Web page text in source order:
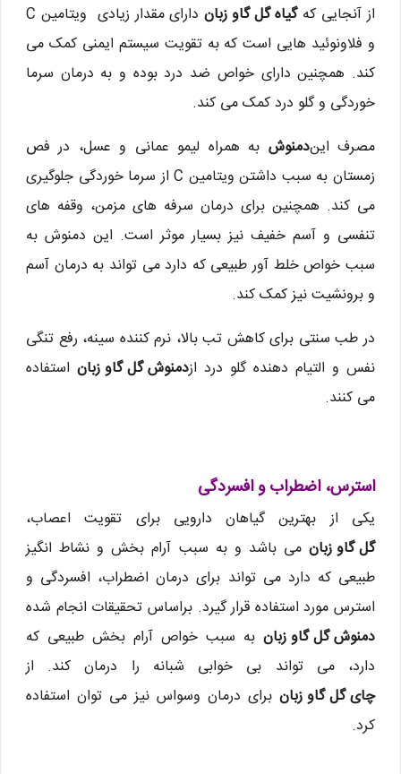
از آنجایی کهگیاه گل گاو زبان
دارای مقدار زیادی ویتامین C
و فلاونوئید هایی است که به تقویت سیستم ایمنی کمک می
کند. همچنین دارای خواص ضد درد بوده و به درمان سرما
خوردگی و گلو درد کمک می کند.
مصرف ایندمنوش به همراه لیمو عمانی و عسل، در فص
زمستان به سبب داشتن ویتامین C از سرما خوردگی جلوگیری
می کند. همچنین برای درمان سرفه های مزمن، وقفه های
تنفسی و آسم خفیف نیز بسیار موثر است. این دمنوش به
سبب خواص خلط آور طبیعی که دارد می تواند به درمان آسم
و برونشیت نیز کمک کند.
در طب سنتی برای کاهش تب بالا، نرم کننده سینه، رفع تنگی
نفس و التیام دهنده گلو درد ازدمنوش گل گاو زبان استفاده
می کنند.
استرس، اضطراب و افسردگی
یکی از بهترین گیاهان دارویی برای تقویت اعصاب،
گل گاو زبان می باشد و به سبب آرام بخش و نشاط انگیز
طبیعی که دارد می تواند برای درمان اضطراب، افسردگی و
استرس مورد استفاده قرار گیرد. براساس تحقیقات انجام شده
دمنوش گل گاو زبان به سبب خواص آرام بخش طبیعی که
دارد، می تواند بی خوابی شبانه را درمان کند. از
چای گل گاو زبان برای درمان وسواس نیز می توان استفاده
کرد.